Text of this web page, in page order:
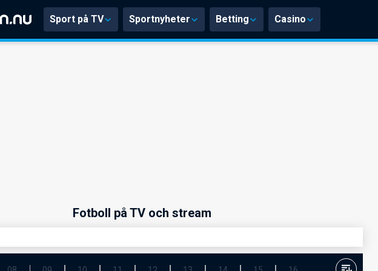
Sport på TV Sportnyheter Betting Casino
Fotboll på TV och stream